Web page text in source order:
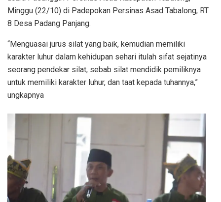
Minggu (22/10) di Padepokan Persinas Asad Tabalong, RT
8 Desa Padang Panjang.
“Menguasai jurus silat yang baik, kemudian memiliki
karakter luhur dalam kehidupan sehari itulah sifat sejatinya
seorang pendekar silat, sebab silat mendidik pemiliknya
untuk memiliki karakter luhur, dan taat kepada tuhannya,”
ungkapnya